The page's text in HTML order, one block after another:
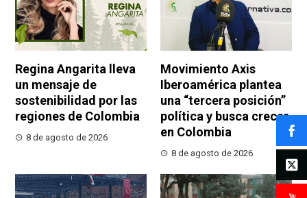
Regina Angarita lleva
un mensaje de
sostenibilidad por las
regiones de Colombia
8 de agosto de 2026
Movimiento Axis
Iberoamérica plantea
una “tercera posición”
política y busca crecer
en Colombia
8 de agosto de 2026